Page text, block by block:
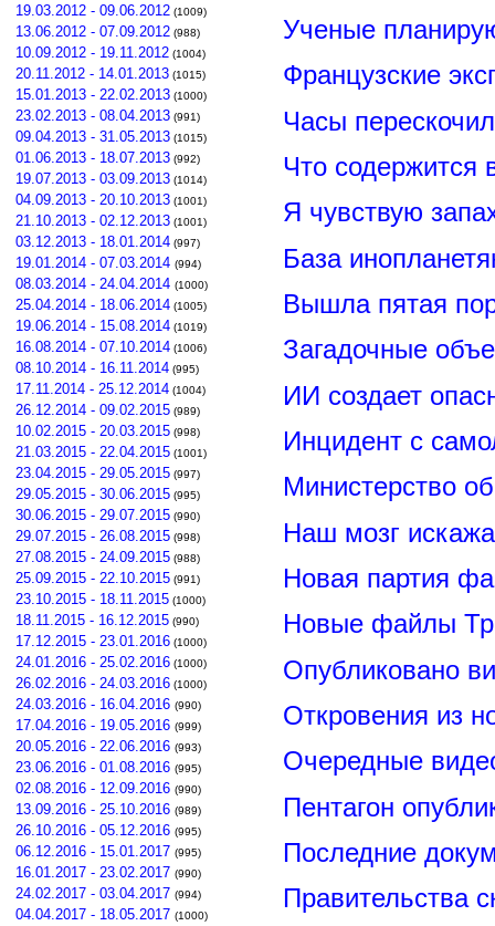
19.03.2012 - 09.06.2012 (1009)
13.06.2012 - 07.09.2012 (988)
10.09.2012 - 19.11.2012 (1004)
20.11.2012 - 14.01.2013 (1015)
15.01.2013 - 22.02.2013 (1000)
23.02.2013 - 08.04.2013 (991)
09.04.2013 - 31.05.2013 (1015)
01.06.2013 - 18.07.2013 (992)
19.07.2013 - 03.09.2013 (1014)
04.09.2013 - 20.10.2013 (1001)
21.10.2013 - 02.12.2013 (1001)
03.12.2013 - 18.01.2014 (997)
19.01.2014 - 07.03.2014 (994)
08.03.2014 - 24.04.2014 (1000)
25.04.2014 - 18.06.2014 (1005)
19.06.2014 - 15.08.2014 (1019)
16.08.2014 - 07.10.2014 (1006)
08.10.2014 - 16.11.2014 (995)
17.11.2014 - 25.12.2014 (1004)
26.12.2014 - 09.02.2015 (989)
10.02.2015 - 20.03.2015 (998)
21.03.2015 - 22.04.2015 (1001)
23.04.2015 - 29.05.2015 (997)
29.05.2015 - 30.06.2015 (995)
30.06.2015 - 29.07.2015 (990)
29.07.2015 - 26.08.2015 (998)
27.08.2015 - 24.09.2015 (988)
25.09.2015 - 22.10.2015 (991)
23.10.2015 - 18.11.2015 (1000)
18.11.2015 - 16.12.2015 (990)
17.12.2015 - 23.01.2016 (1000)
24.01.2016 - 25.02.2016 (1000)
26.02.2016 - 24.03.2016 (1000)
24.03.2016 - 16.04.2016 (990)
17.04.2016 - 19.05.2016 (999)
20.05.2016 - 22.06.2016 (993)
23.06.2016 - 01.08.2016 (995)
02.08.2016 - 12.09.2016 (990)
13.09.2016 - 25.10.2016 (989)
26.10.2016 - 05.12.2016 (995)
06.12.2016 - 15.01.2017 (995)
16.01.2017 - 23.02.2017 (990)
24.02.2017 - 03.04.2017 (994)
04.04.2017 - 18.05.2017 (1000)
Ученые
Французские
Часы
Что содержится
Я чувствую
База
Вышла пятая
Загадочные
ИИ создает
Инцидент с
Министерство
Наш мозг
Новая партия
Новые файлы
Опубликовано
Откровения из
Очередные
Пентагон
Последние
Правительства